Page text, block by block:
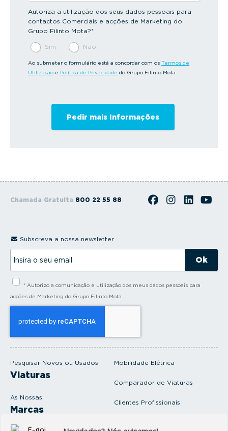
Autoriza a utilização dos seus dados pessoais para
contactos Comerciais e acções de Marketing do
Grupo Filinto Mota?*
Sim Não
Ao submeter o formulário está a concordar com os Termos de
Utilização e Política de Privacidade do Grupo Filinto Mota.
Chamada Gratuita 800 22 55 88
Pesquisar Novos ou Usados
Viaturas
As Nossas
Marcas
Mobilidade Elétrica
Comparador de Viaturas
Clientes Profissionais
Subscreva a nossa newsletter
s
l
* Autorizo a comunicação e utilização dos meus dados pessoais para
acções de Marketing do Grupo Filinto Mota.